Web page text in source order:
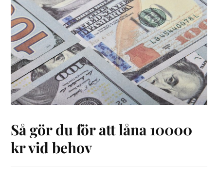
Så gör du för att låna 10000
kr vid behov